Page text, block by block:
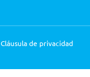
Cláusula de privacidad